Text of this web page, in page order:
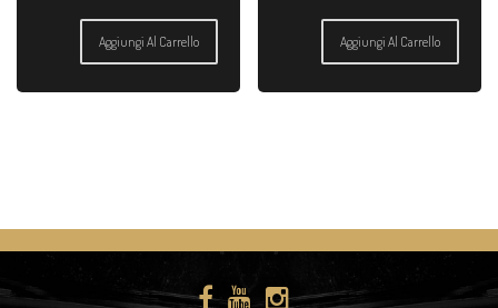
Aggiungi Al Carrello Aggiungi Al Carrello